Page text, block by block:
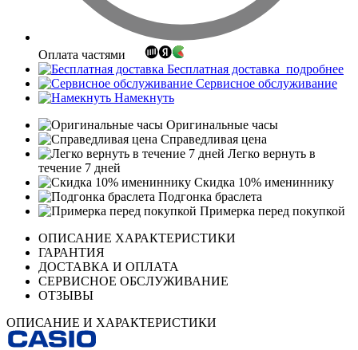
Оплата частями
Бесплатная доставка подробнее
Сервисное обслуживание
Намекнуть
Оригинальные часы
Справедливая цена
Легко вернуть в
течение 7 дней
Скидка 10% имениннику
Подгонка браслета
Примерка перед покупкой
ОПИСАНИЕ ХАРАКТЕРИСТИКИ
ГАРАНТИЯ
ДОСТАВКА И ОПЛАТА
СЕРВИСНОЕ ОБСЛУЖИВАНИЕ
ОТЗЫВЫ
ОПИСАНИЕ И ХАРАКТЕРИСТИКИ